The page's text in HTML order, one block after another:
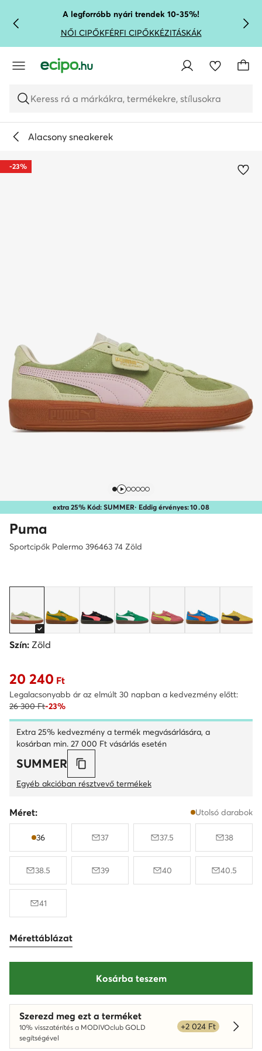
UGRÁS A FŐ TARTALOMRA
UGRÁS A KERESÉSHEZA legforróbb nyári trendek 10-35%!
NŐI CIPŐKFÉRFI CIPŐKKÉZITÁSKÁK
Keress rá a márkákra, termékekre, stílusokra
Alacsony sneakerek
extra 25% Kód: SUMMER· Eddig érvényes:10.08
-23%
Puma
Sportcipők Palermo 396463 74 Zöld
Szín: Zöld
Aktuális ár 20 240 Ft
20 240 Ft
Legalacsonyabb ár az elmúlt 30 napban a kedvezmény előtt:
26 300 Ft-23%
Extra 25% kedvezmény a termék megvásárlására, a
kosárban min. 27 000 Ft vásárlás esetén
SUMMER
Egyéb akcióban résztvevő termékek
Méret: Utolsó darabok
36 37 37.5 38
38.5 39 40 40.5
41
Mérettáblázat
Kosárba teszem
Szerezd meg ezt a terméket
10% visszatérítés a MODIVOclub GOLD
segítségével
+2 024 Ft